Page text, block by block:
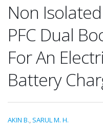
Non
PFC Dual
For An
Battery
AKIN B., SARUL M. H.